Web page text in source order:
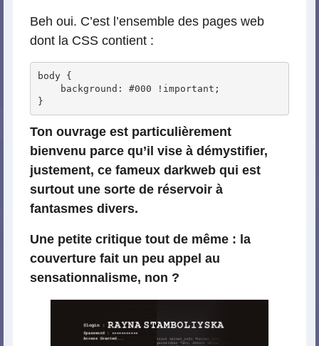
Beh oui. C’est l’ensemble des pages web
dont la CSS contient :
body {
}
Ton ouvrage est particulièrement
bienvenu parce qu’il vise à démystifier,
justement, ce fameux darkweb qui est
surtout une sorte de réservoir à
fantasmes divers.
Une petite critique tout de même : la
couverture fait un peu appel au
sensationnalisme, non ?